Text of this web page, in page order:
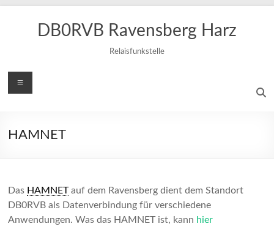
DB0RVB Ravensberg Harz
Relaisfunkstelle
Menü
HAMNET
Das HAMNETauf dem Ravensberg dient dem Standort
DB0RVB als Datenverbindung für verschiedene
Anwendungen. Was das HAMNET ist, kann hier